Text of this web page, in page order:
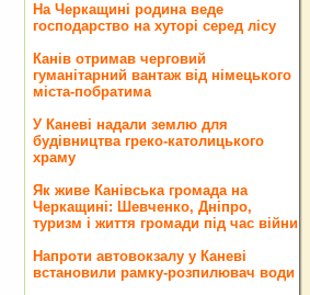
На Черкащині родина веде
господарство на хуторі серед лісу
Канів отримав черговий
гуманітарний вантаж від німецького
міста-побратима
У Каневі надали землю для
будівництва греко‐католицького
храму
Як живе Канівська громада на
Черкащині: Шевченко, Дніпро,
туризм і життя громади під час війни
Напроти автовокзалу у Каневі
встановили рамку-розпилювач води